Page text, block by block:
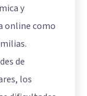
y
online como
de
los